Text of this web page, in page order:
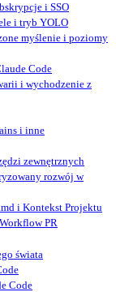
i SSO
i tryb YOLO
myślenie i poziomy
Code
i wychodzenie z
i inne
zewnętrznych
rozwój w
i Kontekst Projektu
PR
świata
Code